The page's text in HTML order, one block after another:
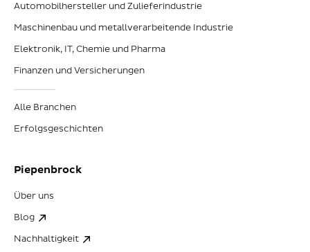
Automobilhersteller und Zulieferindustrie
Maschinenbau und metallverarbeitende Industrie
Elektronik, IT, Chemie und Pharma
Finanzen und Versicherungen
Alle Branchen
Erfolgsgeschichten
Piepenbrock
Über uns
Blog
Nachhaltigkeit